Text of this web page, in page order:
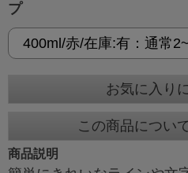
プ
お気に入り
この商品につい
商品説明